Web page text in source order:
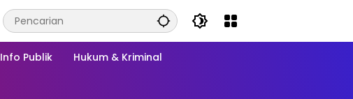
Info Publik Hukum & Kriminal